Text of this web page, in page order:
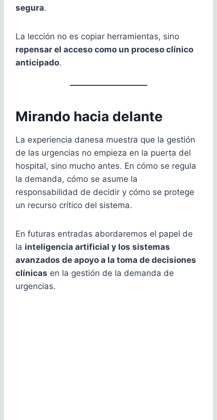
segura.
La lección no es copiar herramientas, sino
repensar el acceso como un proceso clínico
anticipado.
Mirando hacia delante
La experiencia danesa muestra que la gestión
de las urgencias no empieza en la puerta del
hospital, sino mucho antes. En cómo se regula
la demanda, cómo se asume la
responsabilidad de decidir y cómo se protege
un recurso crítico del sistema.
En futuras entradas abordaremos el papel de
la inteligencia artificial y los sistemas
avanzados de apoyo a la toma de decisiones
clínicas en la gestión de la demanda de
urgencias.